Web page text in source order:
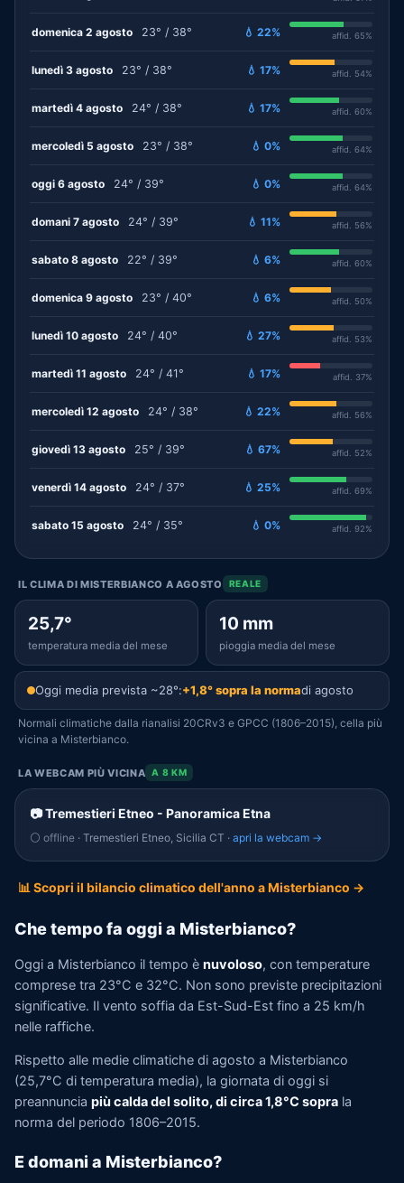
domenica 2 agosto 23° / 38° 💧 22% affid. 65%
lunedì 3 agosto 23° / 38° 💧 17% affid. 54%
martedì 4 agosto 24° / 38° 💧 17% affid. 60%
mercoledì 5 agosto 23° / 38° 💧 0% affid. 64%
oggi 6 agosto 24° / 39° 💧 0% affid. 64%
domani 7 agosto 24° / 39° 💧 11% affid. 56%
sabato 8 agosto 22° / 39° 💧 6% affid. 60%
domenica 9 agosto 23° / 40° 💧 6% affid. 50%
lunedì 10 agosto 24° / 40° 💧 27% affid. 53%
martedì 11 agosto 24° / 41° 💧 17% affid. 37%
mercoledì 12 agosto 24° / 38° 💧 22% affid. 56%
giovedì 13 agosto 25° / 39° 💧 67% affid. 52%
venerdì 14 agosto 24° / 37° 💧 25% affid. 69%
sabato 15 agosto 24° / 35° 💧 0% affid. 92%
IL CLIMA DI MISTERBIANCO A AGOSTO REALE
25,7°
temperatura media del mese
10 mm
pioggia media del mese
Oggi media prevista ~28°:+1,8° sopra la normadi agosto
Normali climatiche dalla rianalisi 20CRv3 e GPCC (1806–2015), cella più
vicina a Misterbianco.
LA WEBCAM PIÙ VICINA A 8 KM
📷 Tremestieri Etneo - Panoramica Etna
⚪ offline · Tremestieri Etneo, Sicilia CT · apri la webcam →
📊 Scopri il bilancio climatico dell'anno a Misterbianco →
Che tempo fa oggi a Misterbianco?
Oggi a Misterbianco il tempo è nuvoloso, con temperature
comprese tra 23°C e 32°C. Non sono previste precipitazioni
significative. Il vento soffia da Est-Sud-Est fino a 25 km/h
nelle raffiche.
Rispetto alle medie climatiche di agosto a Misterbianco
(25,7°C di temperatura media), la giornata di oggi si
preannuncia più calda del solito, di circa 1,8°C sopra la
norma del periodo 1806–2015.
E domani a Misterbianco?